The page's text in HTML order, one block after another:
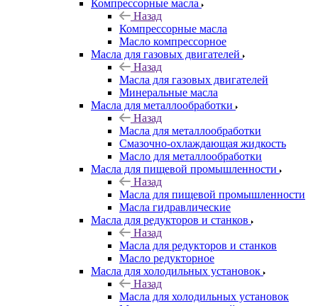
Компрессорные масла
Назад
Компрессорные масла
Масло компрессорное
Масла для газовых двигателей
Назад
Масла для газовых двигателей
Минеральные масла
Масла для металлообработки
Назад
Масла для металлообработки
Смазочно-охлаждающая жидкость
Масло для металлообработки
Масла для пищевой промышленности
Назад
Масла для пищевой промышленности
Масла гидравлические
Масла для редукторов и станков
Назад
Масла для редукторов и станков
Масло редукторное
Масла для холодильных установок
Назад
Масла для холодильных установок